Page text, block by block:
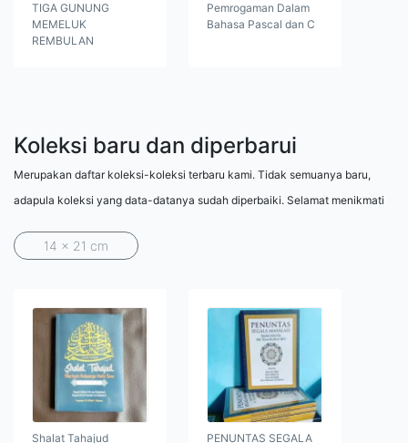
TIGA GUNUNG
MEMELUK
REMBULAN
Pemrogaman Dalam
Bahasa Pascal dan C
Koleksi baru dan diperbarui
Merupakan daftar koleksi-koleksi terbaru kami. Tidak semuanya baru,
adapula koleksi yang data-datanya sudah diperbaiki. Selamat menikmati
14 x 21 cm
Shalat Tahajud PENUNTAS SEGALA